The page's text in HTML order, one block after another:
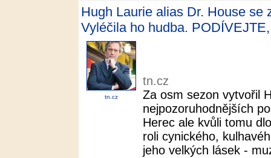
Hugh Laurie alias Dr. House se
Vyléčila ho hudba.
tn.cz
tn.cz
Za osm sezon vytvořil
nejpozoruhodnějších
Herec ale kvůli tomu
roli cynického,
jeho velkých lásek -